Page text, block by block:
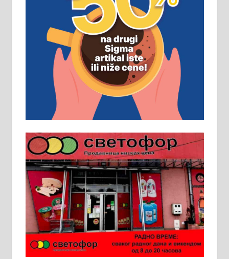
ПОСЛОВНИ ОГЛАСИ
Рудник и флотација Рудник
д.о.о. Рудник запошљава 20
помоћника рудара. Услови:
Основна школа, пожељно радно
искуство на истим и сличним
пословима, али не и неопходан
услов. Обезбеђен смештај,
превоз, исхрана. 032/57-41-122 –
локал 22
Пружам услуге завршних радова
у грађевини, хидроизолације и
молерских радова. 061/25-28-058
Ало таксију потребан возач са Б
категоријом. 064/02-85-511
Потребна два радника за рад на
стоваришту „Липа промет” у